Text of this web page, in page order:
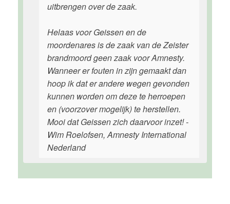
uitbrengen over de zaak.
Helaas voor Geissen en de
moordenares is de zaak van de Zeister
brandmoord geen zaak voor Amnesty.
Wanneer er fouten in zijn gemaakt dan
hoop ik dat er andere wegen gevonden
kunnen worden om deze te herroepen
en (voorzover mogelijk) te herstellen.
Mooi dat Geissen zich daarvoor inzet! -
Wim Roelofsen, Amnesty International
Nederland